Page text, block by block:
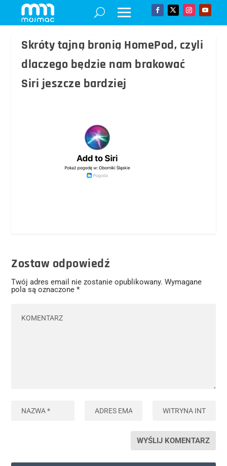
Skróty tajną bronią HomePod, czyli
dlaczego będzie nam brakować
Siri jeszcze bardziej
Zostaw odpowiedź
Twój adres email nie zostanie opublikowany. Wymagane
pola są oznaczone*